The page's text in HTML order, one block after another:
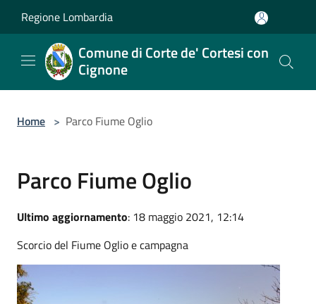
Regione Lombardia
Comune di Corte de' Cortesi con
Cignone
Home > Parco Fiume Oglio
Parco Fiume Oglio
Ultimo aggiornamento: 18 maggio 2021, 12:14
Scorcio del Fiume Oglio e campagna